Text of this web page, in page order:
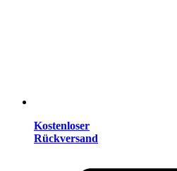
Kostenloser
Rückversand